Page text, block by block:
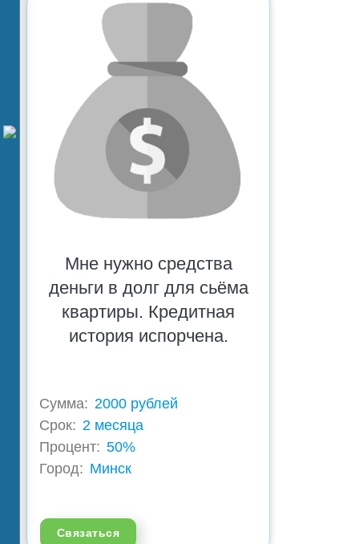
Мне нужно средства
деньги в долг для сьёма
квартиры. Кредитная
история испорчена.
Сумма: 2000 рублей
Срок: 2 месяца
Процент: 50%
Город: Минск
Связаться